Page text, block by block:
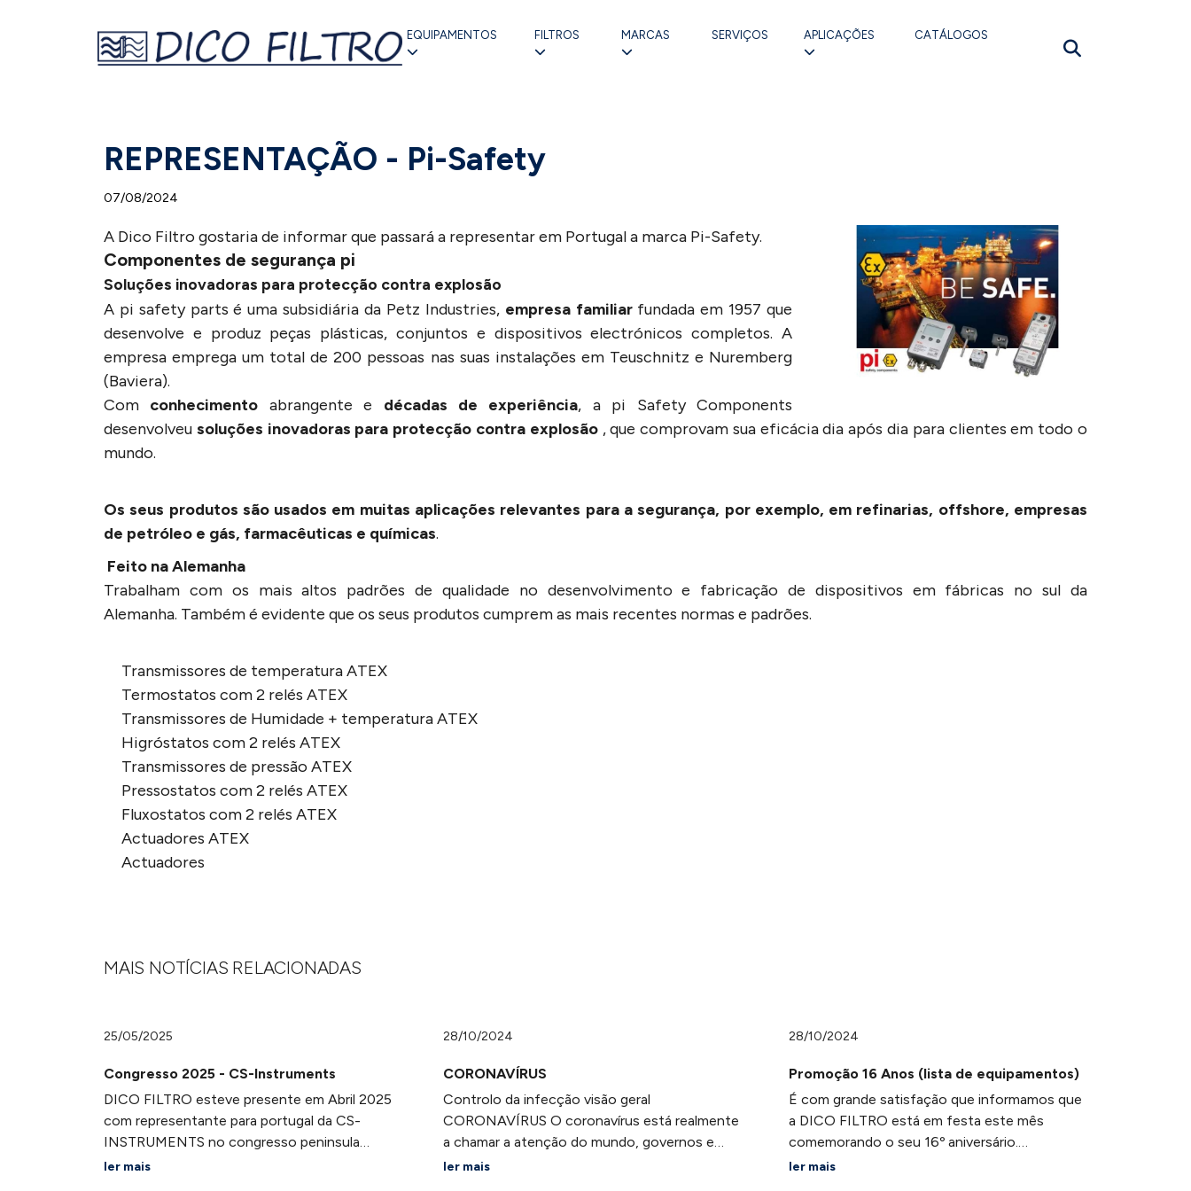
EQUIPAMENTOS FILTROS MARCAS SERVIÇOS APLICAÇÕES CATÁLOGOS
REPRESENTAÇÃO - Pi-Safety
07/08/2024
A Dico Filtro gostaria de informar que passará a representar em Portugal a marca Pi-Safety.
Componentes de segurança pi
Soluções inovadoras para protecção contra explosão
A pi safety parts é uma subsidiária da Petz Industries, empresa familiarfundada em 1957 que
desenvolve e produz peças plásticas, conjuntos e dispositivos electrónicos completos. A
empresa emprega um total de 200 pessoas nas suas instalações em Teuschnitz e Nuremberg
(Baviera).
Com conhecimento abrangente e décadas de experiência, a pi Safety Components
desenvolveu soluções inovadoras para protecção contra explosão, que comprovam sua eficácia dia após dia para clientes em todo o
mundo.
Os seus produtos são usados em muitas aplicações relevantes para a segurança, por exemplo, em refinarias, offshore, empresas
de petróleo e gás, farmacêuticas e químicas.
Feito na Alemanha
Trabalham com os mais altos padrões de qualidade no desenvolvimento e fabricação de dispositivos em fábricas no sul da
Alemanha. Também é evidente que os seus produtos cumprem as mais recentes normas e padrões.
Transmissores de temperatura ATEX
Termostatos com 2 relés ATEX
Transmissores de Humidade + temperatura ATEX
Higróstatos com 2 relés ATEX
Transmissores de pressão ATEX
Pressostatos com 2 relés ATEX
Fluxostatos com 2 relés ATEX
Actuadores ATEX
Actuadores
MAIS NOTÍCIAS RELACIONADAS
25/05/2025
Congresso 2025 - CS-Instruments
DICO FILTRO esteve presente em Abril 2025
com representante para portugal da CS-
INSTRUMENTS no congresso peninsula
ibérica e mercado sul americano onde
ler mais
28/10/2024
CORONAVÍRUS
Controlo da infecção visão geral
CORONAVÍRUS O coronavírus está realmente
a chamar a atenção do mundo, governos e
mercados financeiros nas últimas semanas. O
ler mais
28/10/2024
Promoção 16 Anos (lista de equipamentos)
É com grande satisfação que informamos que
a DICO FILTRO está em festa este mês
comemorando o seu 16º aniversário.
Queremos partilhar este momento com todos
ler mais